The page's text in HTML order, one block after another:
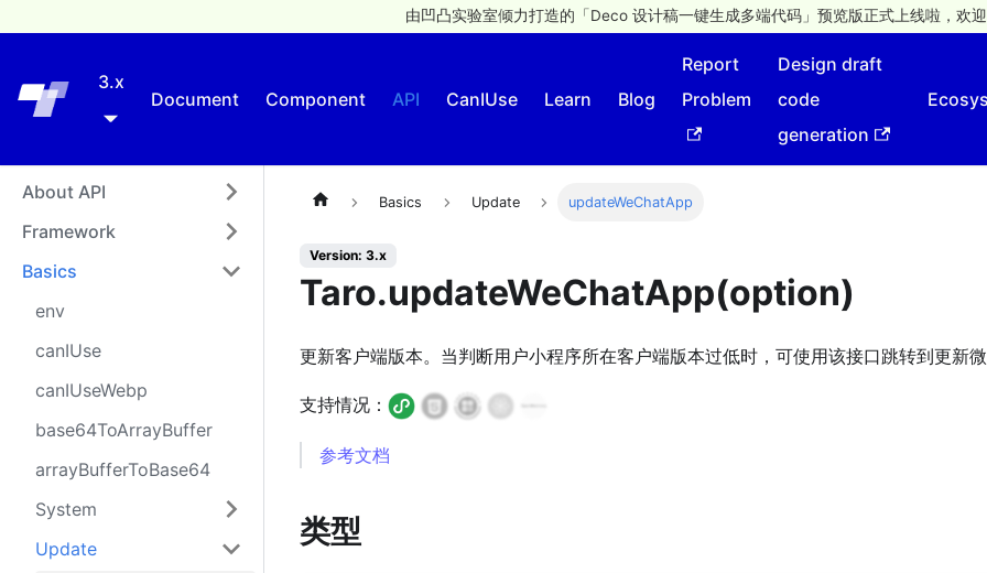
由凹凸实验室倾力打造的「Deco 设计稿一键生成多端代码」预览版正式上线啦，欢迎
3.x
Document
Component API CanIUse Learn Blog
Report
Problem
Design draft
code
generation
About API
Framework
Basics
env
canIUse
canIUseWebp
base64ToArrayBuffer
arrayBufferToBase64
System
Update
Basics Update updateWeChatApp
Version: 3.x
Taro.updateWeChatApp(option)
更新客户端版本。当判断用户小程序所在客户端版本过低时，可使用该接口跳转到更新
支持情况：
参考文档
类型